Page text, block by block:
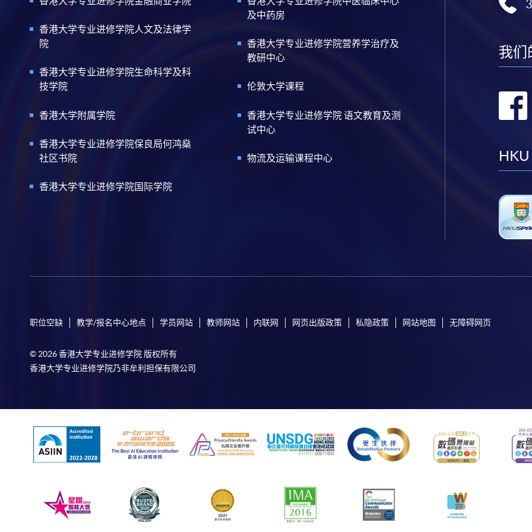
香港大学专业进修学院人文及法律学
院
香港大学专业进修学院生命科学及科
技学院
香港大学附属学院
香港大学专业进修学院保良局何鸿燊
社区书院
香港大学专业进修学院国际学院
及中药房
香港大学专业进修学院营养学治疗及
教研中心
伦敦大学课程
香港大学专业进修学院 语文教育及测
试中心
物流及运输课程中心
我们
HKU
职位空缺 教学/报名中心地点 学员网站 教师网站 内联网 网页出版政策 私隐政策 网站地图 无障碍网页
© 2026 香港大学专业进修学院 版权所有
香港大学专业进修学院乃非牟利担保有限公司